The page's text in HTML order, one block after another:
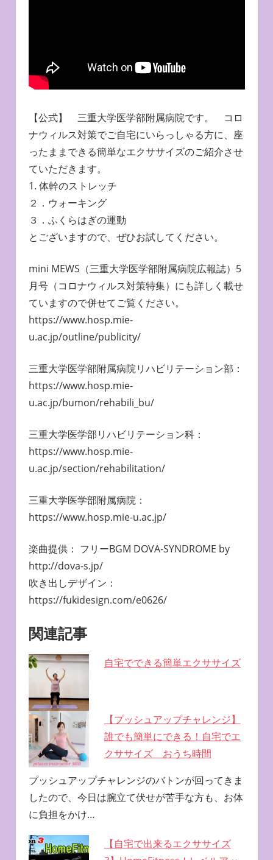
【公式】 三重大学医学部附属病院です。 コロ
ナウィルス対策でご自宅にいらっしゃる方に、座
ったままできる簡単なエクササイズのご紹介させ
ていただきます。
1. 体幹のストレッチ
２．ウォーキング
３．ふくらはぎの運動
とございますので、ぜひお試してください。
mini MEWS（三重大学医学部附属病院広報誌）5
月号（コロナウィルス対策特集）にも詳しく載せ
ていますので併せてご覧ください。
https://www.hosp.mie-
u.ac.jp/outline/publicity/
三重大学医学部附属病院リハビリテーション部：
https://www.hosp.mie-
u.ac.jp/bumon/rehabili_bu/
三重大学医学部リハビリテーション科：
https://www.hosp.mie-
u.ac.jp/section/rehabilitation/
三重大学医学部附属病院：
https://www.hosp.mie-u.ac.jp/
楽曲提供： フリーBGM DOVA-SYNDROME by
http://dova-s.jp/
吹き出しデザイン：
https://fukidesign.com/e0626/
関連記事
自宅でできる簡単エクササイズ
【プッシュアップチャレンジ】
誰でも簡単にできる！自宅でエ
クササイズ おうち時間
プッシュアップチャレンジのバトンが回ってきま
したので、今日は腕立て伏せが苦手な方も、お体
に負担をかけ…
【自宅で出来るエクササイズ